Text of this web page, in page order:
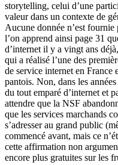
storytelling, celui d’une
valeur dans un contexte de
Aucune donnée n’est
l’on apprend ainsi page 31
d’internet il y a vingt ans
qui a réalisé l’une des
de service internet en France
pantois. Non, dans les
du tout emparé d’internet et
attendre que la NSF
que les services marchands
s’adresser au grand public
commencé avant, mais ce
cette affirmation non
encore plus gratuites sur les